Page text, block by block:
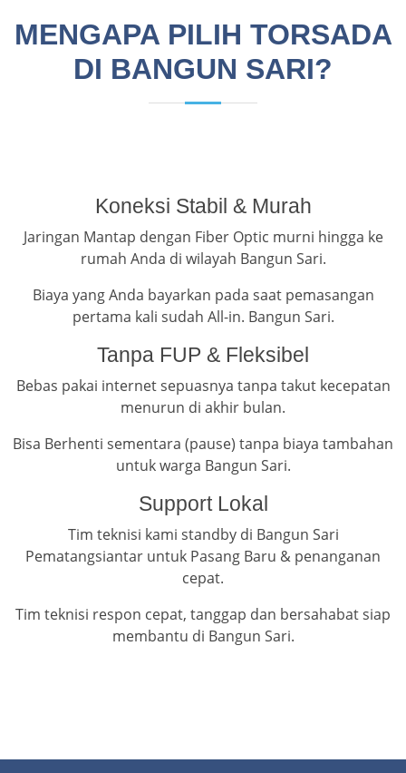
MENGAPA PILIH TORSADA
DI BANGUN SARI?
Koneksi Stabil & Murah
Jaringan Mantap dengan Fiber Optic murni hingga ke
rumah Anda di wilayah Bangun Sari.
Biaya yang Anda bayarkan pada saat pemasangan
pertama kali sudah All-in. Bangun Sari.
Tanpa FUP & Fleksibel
Bebas pakai internet sepuasnya tanpa takut kecepatan
menurun di akhir bulan.
Bisa Berhenti sementara (pause) tanpa biaya tambahan
untuk warga Bangun Sari.
Support Lokal
Tim teknisi kami standby di Bangun Sari
Pematangsiantar untuk Pasang Baru & penanganan
cepat.
Tim teknisi respon cepat, tanggap dan bersahabat siap
membantu di Bangun Sari.